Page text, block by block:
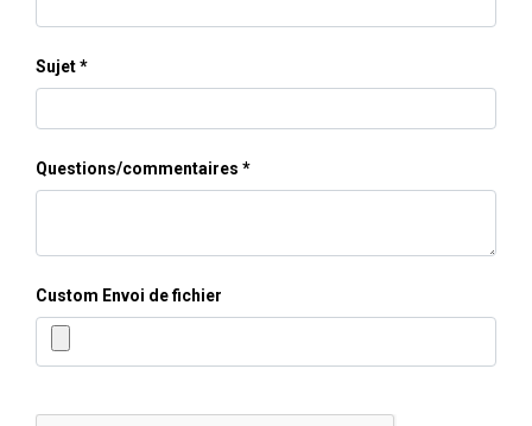
Sujet
Questions/commentaires
Custom Envoi de fichier